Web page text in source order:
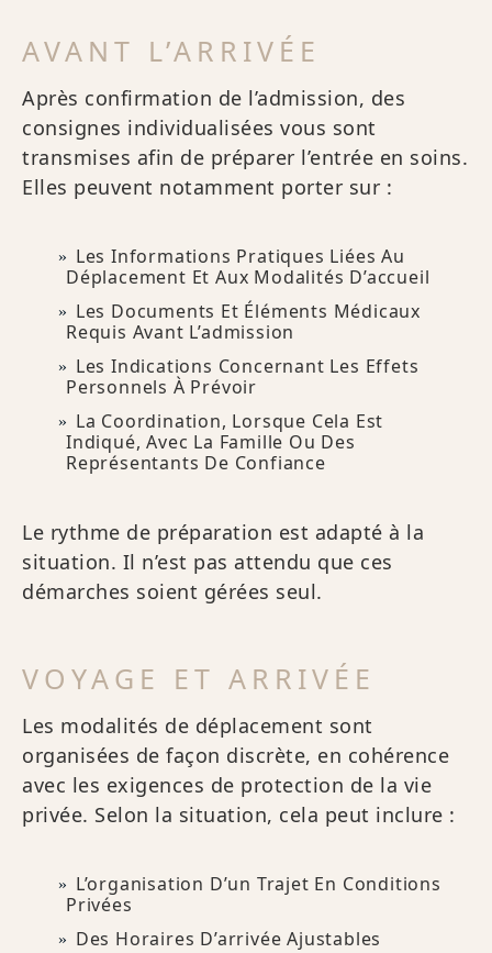
AVANT L’ARRIVÉE
Après confirmation de l’admission, des
consignes individualisées vous sont
transmises afin de préparer l’entrée en soins.
Elles peuvent notamment porter sur :
Les Informations Pratiques Liées Au
Déplacement Et Aux Modalités D’accueil
Les Documents Et Éléments Médicaux
Requis Avant L’admission
Les Indications Concernant Les Effets
Personnels À Prévoir
La Coordination, Lorsque Cela Est
Indiqué, Avec La Famille Ou Des
Représentants De Confiance
Le rythme de préparation est adapté à la
situation. Il n’est pas attendu que ces
démarches soient gérées seul.
VOYAGE ET ARRIVÉE
Les modalités de déplacement sont
organisées de façon discrète, en cohérence
avec les exigences de protection de la vie
privée. Selon la situation, cela peut inclure :
L’organisation D’un Trajet En Conditions
Privées
Des Horaires D’arrivée Ajustables